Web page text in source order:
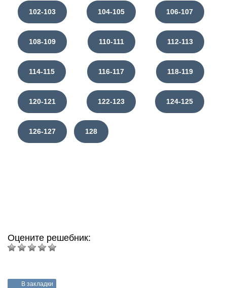
102-103 104-105 106-107
108-109 110-111 112-113
114-115 116-117 118-119
120-121 122-123 124-125
126-127 128
Оцените решебник:
В закладки